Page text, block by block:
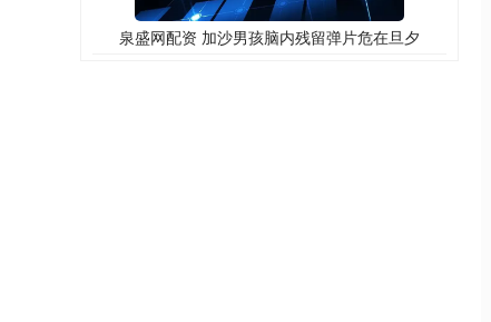
泉盛网配资 加沙男孩脑内残留弹片危在旦夕